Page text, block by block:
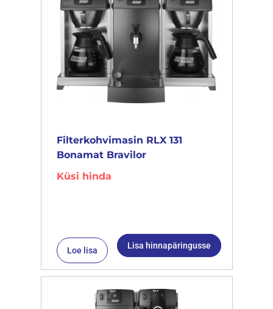
Filterkohvimasin RLX 131
Bonamat Bravilor
Küsi hinda
Loe lisa Lisa hinnapäringusse